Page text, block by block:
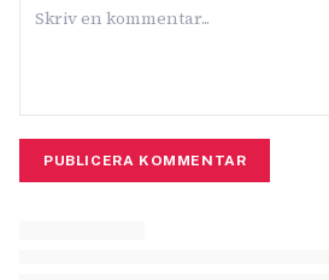
PUBLICERA KOMMENTAR